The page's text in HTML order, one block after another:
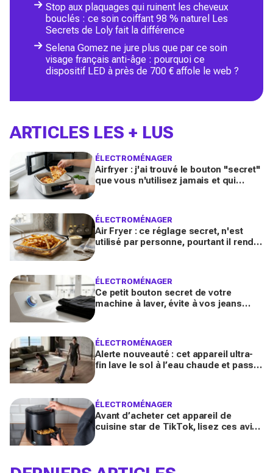
Stop aux plaquages qui ruinent les cheveux
bouclés : ce soin coiffant 98 % naturel Les
Secrets de Loly fait la différence
Selena Gomez ne jure plus que par ce soin
visage français anti-âge : pourquoi ce
dispositif LED à près de 700 € affole le web ?
ARTICLES LES + LUS
ÉLECTROMÉNAGER
Airfryer : j'ai trouvé le bouton "secret"
que vous n'utilisez jamais et qui
ÉLECTROMÉNAGER
Air Fryer : ce réglage secret, n'est
utilisé par personne, pourtant il rend
ÉLECTROMÉNAGER
Ce petit bouton secret de votre
machine à laver, évite à vos jeans
ÉLECTROMÉNAGER
Alerte nouveauté : cet appareil ultra-
fin lave le sol à l’eau chaude et passe
ÉLECTROMÉNAGER
Avant d’acheter cet appareil de
cuisine star de TikTok, lisez ces avis